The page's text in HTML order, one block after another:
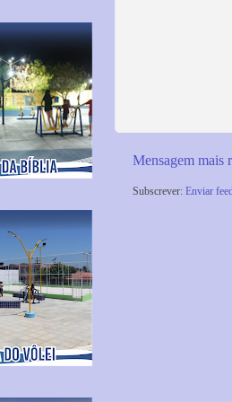
Mensagem mais
Subscrever: Enviar